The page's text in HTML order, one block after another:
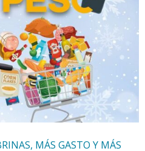
MÁS GASTO Y MÁS